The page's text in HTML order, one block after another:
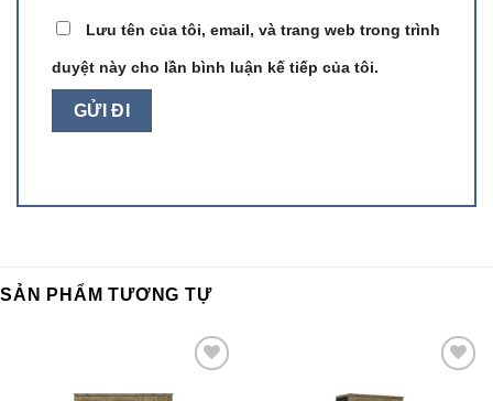
Lưu tên của tôi, email, và trang web trong trình
duyệt này cho lần bình luận kế tiếp của tôi.
SẢN PHẨM TƯƠNG TỰ